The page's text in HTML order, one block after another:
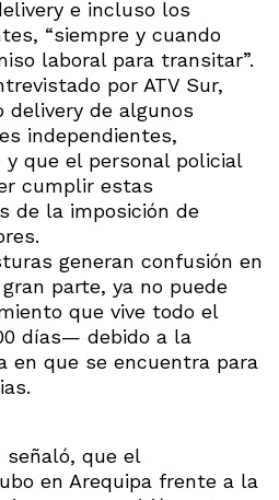
e incluso los
“siempre y cuando
laboral para transitar”.
por ATV Sur,
delivery de algunos
independientes,
y que el personal policial
cumplir estas
de la imposición de
generan confusión en
parte, ya no puede
que vive todo el
días— debido a la
en que se encuentra para
señaló, que el
en Arequipa frente a la